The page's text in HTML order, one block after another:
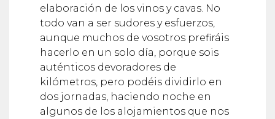
elaboración de los vinos y cavas. No
todo van a ser sudores y esfuerzos,
aunque muchos de vosotros prefiráis
hacerlo en un solo día, porque sois
auténticos devoradores de
kilómetros, pero podéis dividirlo en
dos jornadas, haciendo noche en
algunos de los alojamientos que nos